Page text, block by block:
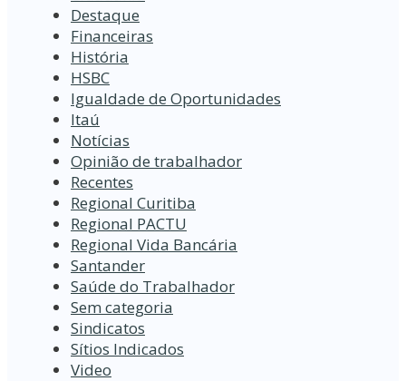
Destaque
Financeiras
História
HSBC
Igualdade de Oportunidades
Itaú
Notícias
Opinião de trabalhador
Recentes
Regional Curitiba
Regional PACTU
Regional Vida Bancária
Santander
Saúde do Trabalhador
Sem categoria
Sindicatos
Sítios Indicados
Video